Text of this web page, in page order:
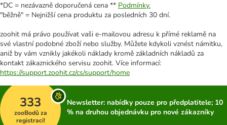
*DC = nezávazně doporučená cena ** Podmínky.
"běžně" = Nejnižší cena produktu za posledních 30 dní.
zoohit má právo používat vaši e-mailovou adresu k přímé reklamě na
své vlastní podobné zboží nebo služby. Můžete kdykoli vznést námitku,
aniž by vám vznikly jakékoli náklady kromě základních nákladů za
kontakt zákaznického servisu zoohit. Více informací:
https://support.zoohit.cz/cs/support/home
333
zooBodů za
registraci!
Newsletter: nabídky pouze pro předplatitele; 10
% na druhou objednávku pro nové zákazníky